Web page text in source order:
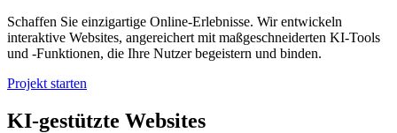
Schaffen Sie einzigartige Online-Erlebnisse. Wir entwickeln
interaktive Websites, angereichert mit maßgeschneiderten KI-Tools
und -Funktionen, die Ihre Nutzer begeistern und binden.
Projekt starten
KI-gestützte Websites